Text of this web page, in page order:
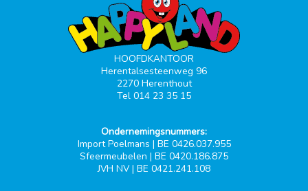
HOOFDKANTOOR
Herentalsesteenweg 96
2270 Herenthout
Tel 014 23 35 15
Ondernemingsnummers:
Import Poelmans | BE 0426.037.955
Sfeermeubelen | BE 0420.186.875
JVH NV | BE 0421.241.108